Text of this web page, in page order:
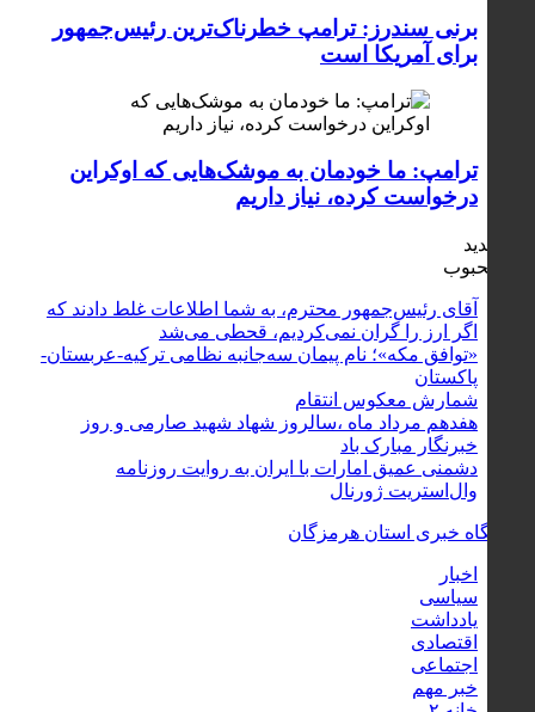
برنی سندرز: ترامپ خطرناک‌ترین رئیس‌جمهور
برای آمریکا است
ترامپ: ما خودمان به موشک‌هایی که اوکراین
درخواست کرده، نیاز داریم
جدید
محبوب
آقای رئیس‌جمهور محترم، به شما اطلاعات غلط دادند که
اگر ارز را گران نمی‌کردیم، قحطی می‌شد
«توافق مکه»؛ نام پیمان سه‌جانبه نظامی ترکیه-عربستان-
پاکستان
شمارش معکوس انتقام
هفدهم مرداد ماه ،سالروز شهاد شهید صارمی و روز
خبرنگار مبارک باد
دشمنی عمیق امارات با ایران به روایت روزنامه
وال‌استریت ژورنال
اخبار
سیاسی
یادداشت
اقتصادی
اجتماعی
خبر مهم